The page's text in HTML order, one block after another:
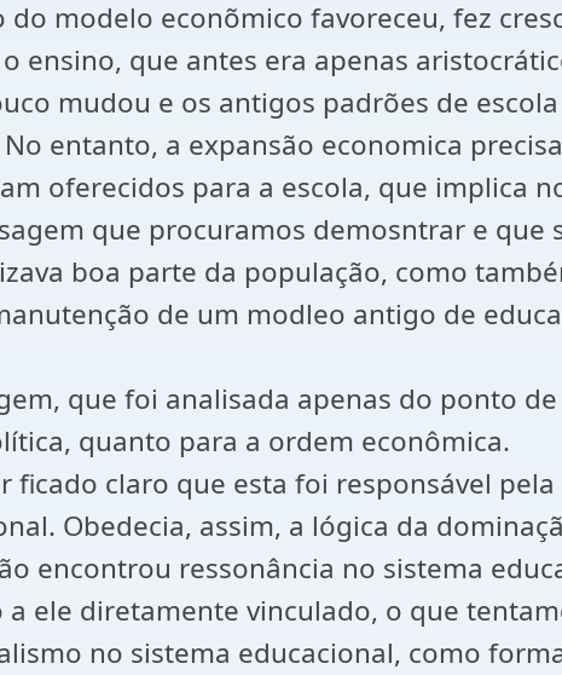
modelo econõmico favoreceu, fez
ensino, que antes era apenas
mudou e os antigos padrões de
entanto, a expansão economica
oferecidos para a escola, que implica
que procuramos demosntrar e que
boa parte da população, como
de um modleo antigo de
que foi analisada apenas do ponto
quanto para a ordem econômica.
ficado claro que esta foi responsável
Obedecia, assim, a lógica da
encontrou ressonância no sistema
ele diretamente vinculado, o que
no sistema educacional, como